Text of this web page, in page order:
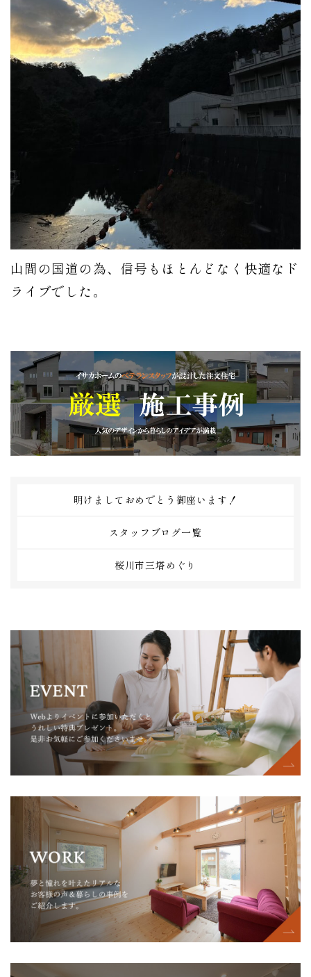
山間の国道の為、信号もほとんどなく快適なド
ライブでした。
明けましておめでとう御座います！
スタッフブログ一覧
桜川市三塔めぐり